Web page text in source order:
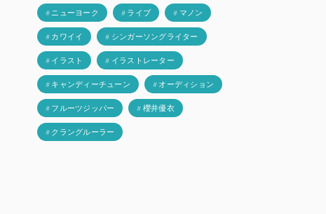
# ニューヨーク # ライブ # マノン
# カワイイ # シンガーソングライター
# イラスト # イラストレーター
# キャンディーチューン # オーディション
# フルーツジッパー # 櫻井優衣
# クラングルーラー